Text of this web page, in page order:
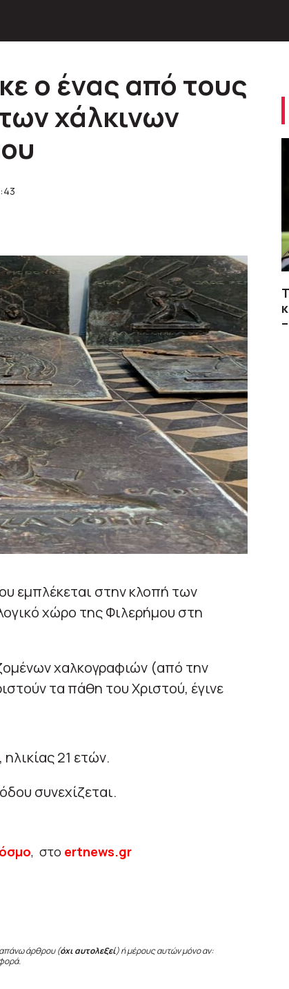
ο ένας από τους
χάλκινων
εμπλέκεται στην κλοπή των
χώρο της Φιλερήμου στη
χαλκογραφιών (από την
τα πάθη του Χριστού, έγινε
21 ετών.
συνεχίζεται.
, στο ertnews.gr
άρθρου (όχι αυτολεξεί) ή μέρους αυτών μόνο αν: